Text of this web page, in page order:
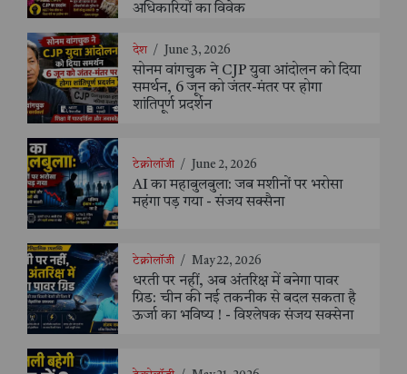
अधिकारियों का विवेक
देश / June 3, 2026
सोनम वांगचुक ने CJP युवा आंदोलन को दिया
समर्थन, 6 जून को जंतर-मंतर पर होगा
शांतिपूर्ण प्रदर्शन
टेक्नोलॉजी / June 2, 2026
AI का महाबुलबुला: जब मशीनों पर भरोसा
महंगा पड़ गया - संजय सक्सैना
टेक्नोलॉजी / May 22, 2026
धरती पर नहीं, अब अंतरिक्ष में बनेगा पावर
ग्रिड: चीन की नई तकनीक से बदल सकता है
ऊर्जा का भविष्य ! - विश्लेषक संजय सक्सेना